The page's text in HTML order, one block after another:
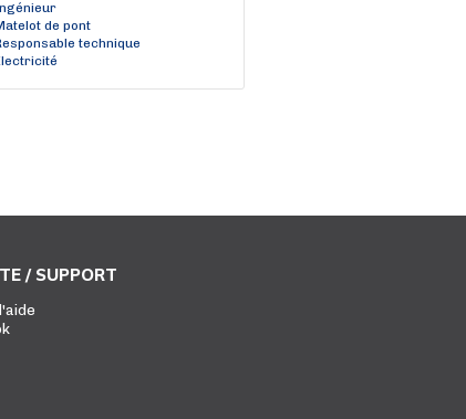
de pont
technique
/ SUPPORT